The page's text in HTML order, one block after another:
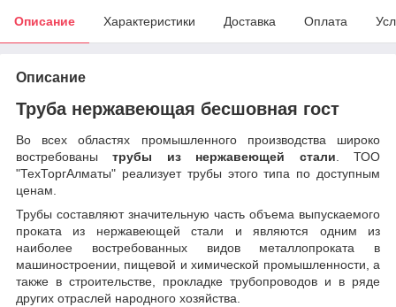
Описание Характеристики Доставка Оплата
Описание
Труба нержавеющая бесшовная гост
Во всех областях промышленного производства широко
востребованытрубы из нержавеющей стали. ТОО
"ТехТоргАлматы" реализует трубы этого типа по доступным
ценам.
Трубы составляют значительную часть объема выпускаемого
проката из нержавеющей стали и являются одним из
наиболее востребованных видов металлопроката в
машиностроении, пищевой и химической промышленности, а
также в строительстве, прокладке трубопроводов и в ряде
других отраслей народного хозяйства.